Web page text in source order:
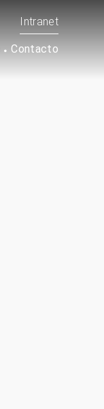
Intranet
Contacto